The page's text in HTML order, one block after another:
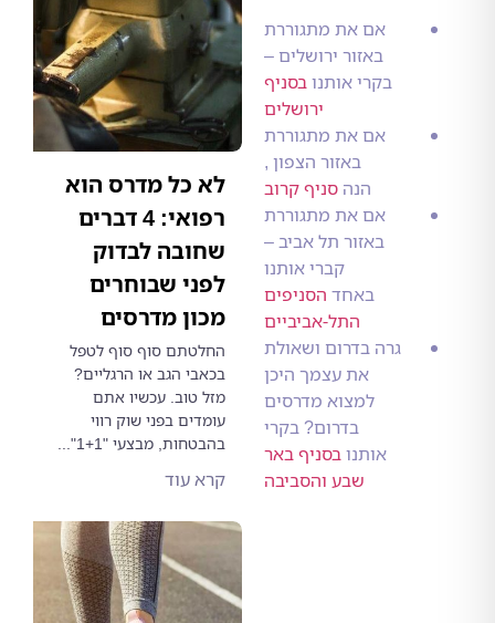
אם את מתגוררת
באזור ירושלים –
בקרי אותנובסניף
אם את מתגוררת
באזור הצפון ,
סניף קרוב
אם את מתגוררת
באזור תל אביב –
קברי אותנו
הסניפים
התל-אביביים
גרה בדרום ושאולת
את עצמך היכן
למצוא מדרסים
בדרום? בקרי
בסניף באר
שבע והסביבה
לא כל מדרס הוא
רפואי: 4 דברים
שחובה לבדוק
לפני שבוחרים
מכון מדרסים
החלטתם סוף סוף לטפל
בכאבי הגב או הרגליים?
מזל טוב. עכשיו אתם
עומדים בפני שוק רווי
בהבטחות, מבצעי "1+1"...
קרא עוד